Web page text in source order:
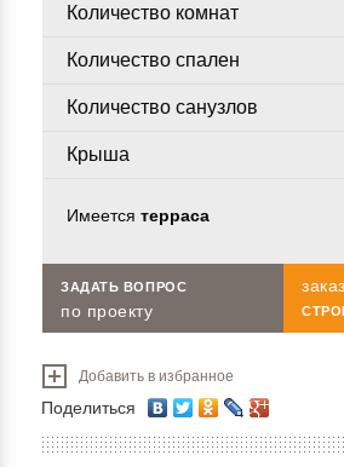
Количество комнат
Количество спален
Количество санузлов
Крыша
Имеется терраса
ЗАДАТЬ ВОПРОС
по проекту
Добавить в избранное
Поделиться